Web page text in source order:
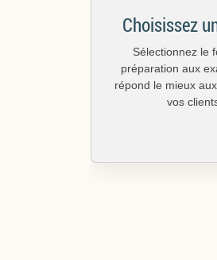
Choisissez
Sélectionnez le
préparation aux
répond le mieux
vos